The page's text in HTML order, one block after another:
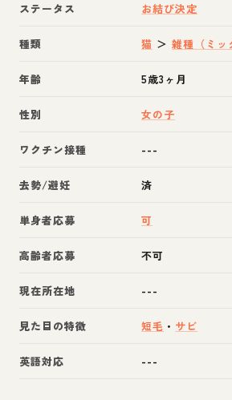
ステータス お結び決定
種類 猫 ＞雑種（ミッ
年齢 5歳3ヶ月
性別 女の子
ワクチン接種 ---
去勢/避妊 済
単身者応募 可
高齢者応募 不可
現在所在地 ---
見た目の特徴 短毛 ・ サビ
英語対応 ---